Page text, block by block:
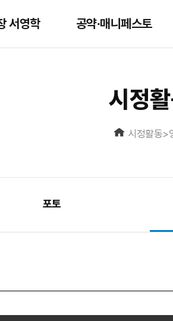
서영학 공약∙매니페스토
시정
시정활동>
포토